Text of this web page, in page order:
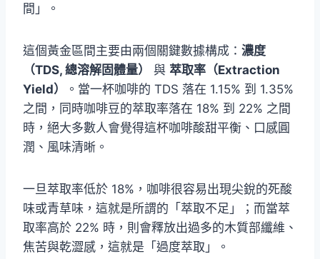
間」。
這個黃金區間主要由兩個關鍵數據構成： 濃度
（TDS, 總溶解固體量）
與 萃取率（Extraction
Yield）
。當一杯咖啡的 TDS 落在 1.15% 到 1.35%
之間，同時咖啡豆的萃取率落在 18% 到 22% 之間
時，絕大多數人會覺得這杯咖啡酸甜平衡、口感圓
潤、風味清晰。
一旦萃取率低於 18%，咖啡很容易出現尖銳的死酸
味或青草味，這就是所謂的「萃取不足」；而當萃
取率高於 22% 時，則會釋放出過多的木質部纖維、
焦苦與乾澀感，這就是「過度萃取」。